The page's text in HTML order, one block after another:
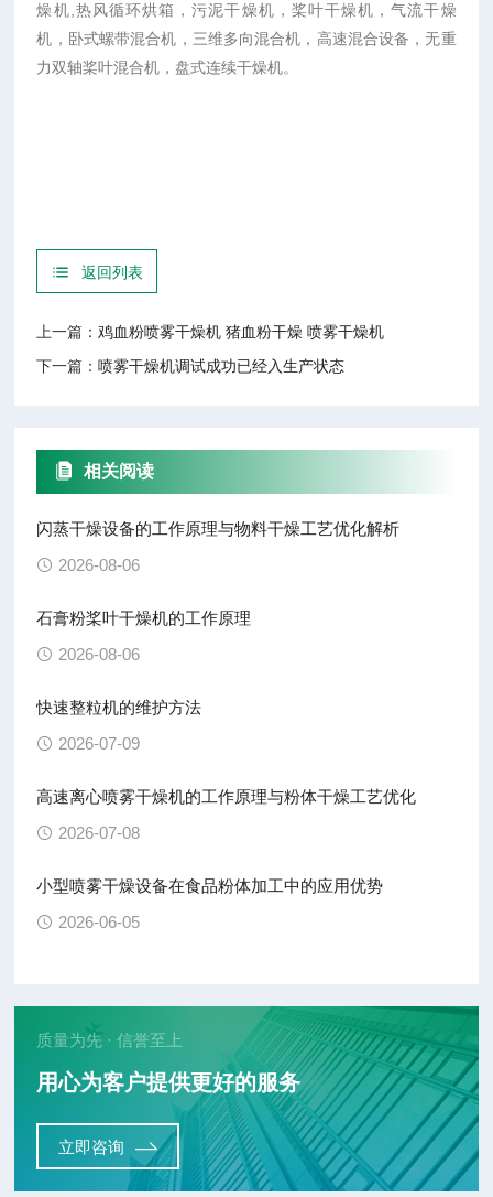
燥机,热风循环烘箱，污泥干燥机，桨叶干燥机，气流干燥
机，卧式螺带混合机，三维多向混合机，高速混合设备，无重
力双轴桨叶混合机，盘式连续干燥机。
返回列表
上一篇：鸡血粉喷雾干燥机 猪血粉干燥 喷雾干燥机
下一篇：喷雾干燥机调试成功已经入生产状态
相关阅读
闪蒸干燥设备的工作原理与物料干燥工艺优化解析
2026-08-06
石膏粉桨叶干燥机的工作原理
2026-08-06
快速整粒机的维护方法
2026-07-09
高速离心喷雾干燥机的工作原理与粉体干燥工艺优化
2026-07-08
小型喷雾干燥设备在食品粉体加工中的应用优势
2026-06-05
质量为先 · 信誉至上
用心为客户提供更好的服务
立即咨询